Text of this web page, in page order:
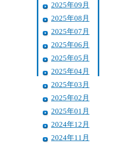
2025年09月
2025年08月
2025年07月
2025年06月
2025年05月
2025年04月
2025年03月
2025年02月
2025年01月
2024年12月
2024年11月